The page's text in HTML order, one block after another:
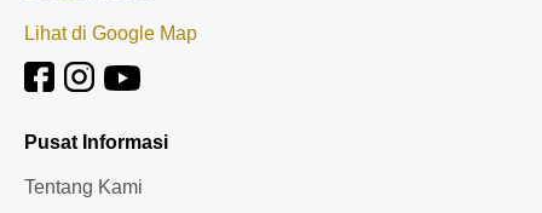
Lihat di Google Map
Pusat Informasi
Tentang Kami